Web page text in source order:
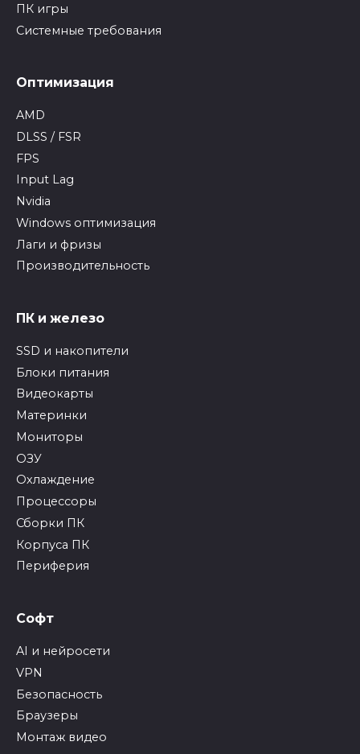
ПК игры
Системные требования
Оптимизация
AMD
DLSS / FSR
FPS
Input Lag
Nvidia
Windows оптимизация
Лаги и фризы
Производительность
ПК и железо
SSD и накопители
Блоки питания
Видеокарты
Материнки
Мониторы
ОЗУ
Охлаждение
Процессоры
Сборки ПК
Корпуса ПК
Периферия
Софт
AI и нейросети
VPN
Безопасность
Браузеры
Монтаж видео